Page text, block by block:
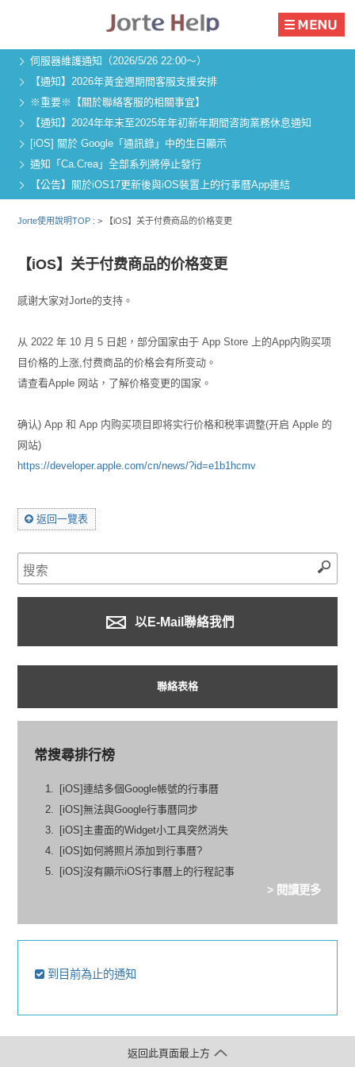
伺服器維護通知（2026/5/26 22:00～）
【通知】2026年黃金週期間客服支援安排
※重要※【關於聯絡客服的相關事宜】
【通知】2024年年末至2025年年初新年期間咨詢業務休息通知
[iOS] 關於 Google「通訊錄」中的生日顯示
通知「Ca.Crea」全部系列將停止發行
【公告】關於iOS17更新後與iOS裝置上的行事曆App連結
Jorte使用說明TOP :> 【iOS】关于付费商品的价格变更
【iOS】关于付费商品的价格变更
感谢大家对Jorte的支持。
从 2022 年 10 月 5 日起，部分国家由于 App Store 上的App内购买项
目价格的上涨,付费商品的价格会有所变动。
请查看Apple 网站，了解价格变更的国家。
确认) App 和 App 内购买项目即将实行价格和税率调整(开启 Apple 的
网站)
https://developer.apple.com/cn/news/?id=e1b1hcmv
返回一覽表
以E-Mail聯絡我們
聯絡表格
常搜尋排行榜
[iOS]連結多個Google帳號的行事曆
[iOS]無法與Google行事曆同步
[iOS]主畫面的Widget小工具突然消失
[iOS]如何將照片添加到行事曆?
[iOS]沒有顯示iOS行事曆上的行程記事
> 閱讀更多
到目前為止的通知
返回此頁面最上方